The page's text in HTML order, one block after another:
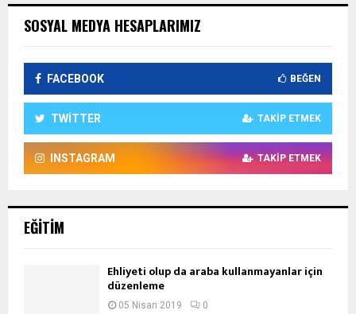
SOSYAL MEDYA HESAPLARIMIZ
FACEBOOK BEĞEN
TWITTER TAKIP ETMEK
INSTAGRAM TAKIP ETMEK
EĞITIM
Ehliyeti olup da araba kullanmayanlar için
düzenleme
05 Nisan 2019 0